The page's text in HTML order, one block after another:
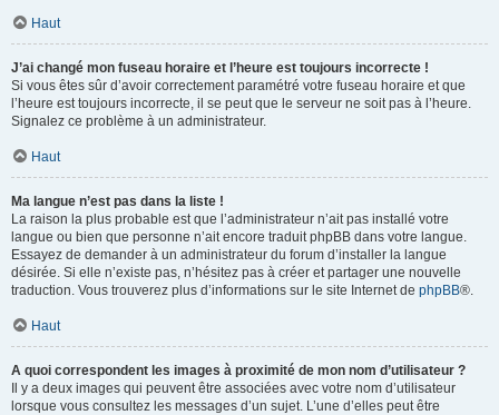
Haut
J’ai changé mon fuseau horaire et l’heure est toujours incorrecte !
Si vous êtes sûr d’avoir correctement paramétré votre fuseau horaire et que
l’heure est toujours incorrecte, il se peut que le serveur ne soit pas à l’heure.
Signalez ce problème à un administrateur.
Haut
Ma langue n’est pas dans la liste !
La raison la plus probable est que l’administrateur n’ait pas installé votre
langue ou bien que personne n’ait encore traduit phpBB dans votre langue.
Essayez de demander à un administrateur du forum d’installer la langue
désirée. Si elle n’existe pas, n’hésitez pas à créer et partager une nouvelle
traduction. Vous trouverez plus d’informations sur le site Internet de phpBB®.
Haut
A quoi correspondent les images à proximité de mon nom d’utilisateur ?
Il y a deux images qui peuvent être associées avec votre nom d’utilisateur
lorsque vous consultez les messages d’un sujet. L’une d’elles peut être